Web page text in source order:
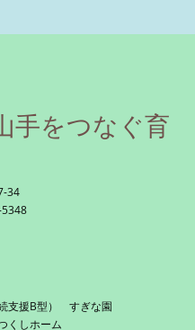
手をつなぐ育
34
支援B型） すぎな園
くしホーム